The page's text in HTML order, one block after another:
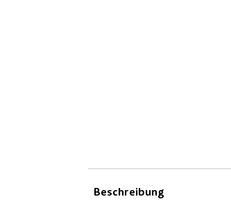
Beschreibung